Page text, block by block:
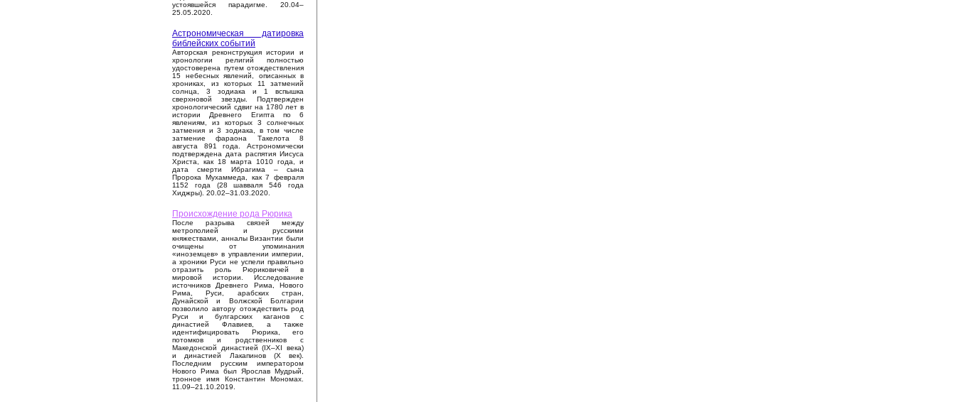
устоявшейся парадигме. 20.04–
25.05.2020.
Астрономическая датировка
библейских событий
Авторская реконструкция истории и
хронологии религий полностью
удостоверена путем отождествления
15 небесных явлений, описанных в
хрониках, из которых 11 затмений
солнца, 3 зодиака и 1 вспышка
сверхновой звезды. Подтвержден
хронологический сдвиг на 1780 лет в
истории Древнего Египта по 6
явлениям, из которых 3 солнечных
затмения и 3 зодиака, в том числе
затмение фараона Такелота 8
августа 891 года. Астрономически
подтверждена дата распятия Иисуса
Христа, как 18 марта 1010 года, и
дата смерти Ибрагима – сына
Пророка Мухаммеда, как 7 февраля
1152 года (28 шавваля 546 года
Хиджры). 20.02–31.03.2020.
Происхождение рода Рюрика
После разрыва связей между
метрополией и русскими
княжествами, анналы Византии были
очищены от упоминания
«иноземцев» в управлении империи,
а хроники Руси не успели правильно
отразить роль Рюриковичей в
мировой истории. Исследование
источников Древнего Рима, Нового
Рима, Руси, арабских стран,
Дунайской и Волжской Болгарии
позволило автору отождествить род
Руси и булгарских каганов с
династией Флавиев, а также
идентифицировать Рюрика, его
потомков и родственников с
Македонской династией (IX–XI века)
и династией Лакапинов (X век).
Последним русским императором
Нового Рима был Ярослав Мудрый,
тронное имя Константин Мономах.
11.09–21.10.2019.